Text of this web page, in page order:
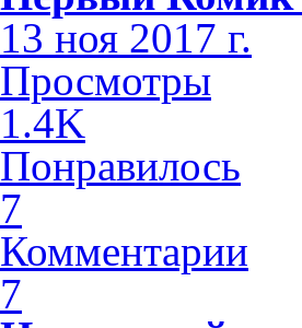
13 ноя 2017 г.
Просмотры
1.4K
Понравилось
7
Комментарии
7